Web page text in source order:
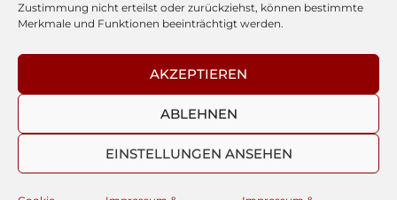
Zustimmung nicht erteilst oder zurückziehst, können bestimmte
Merkmale und Funktionen beeinträchtigt werden.
AKZEPTIEREN
ABLEHNEN
EINSTELLUNGEN ANSEHEN
/ / / / CUELOVERS